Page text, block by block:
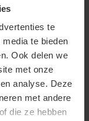
te
te bieden
Ook delen we
met onze
analyse. Deze
met andere
die ze hebben